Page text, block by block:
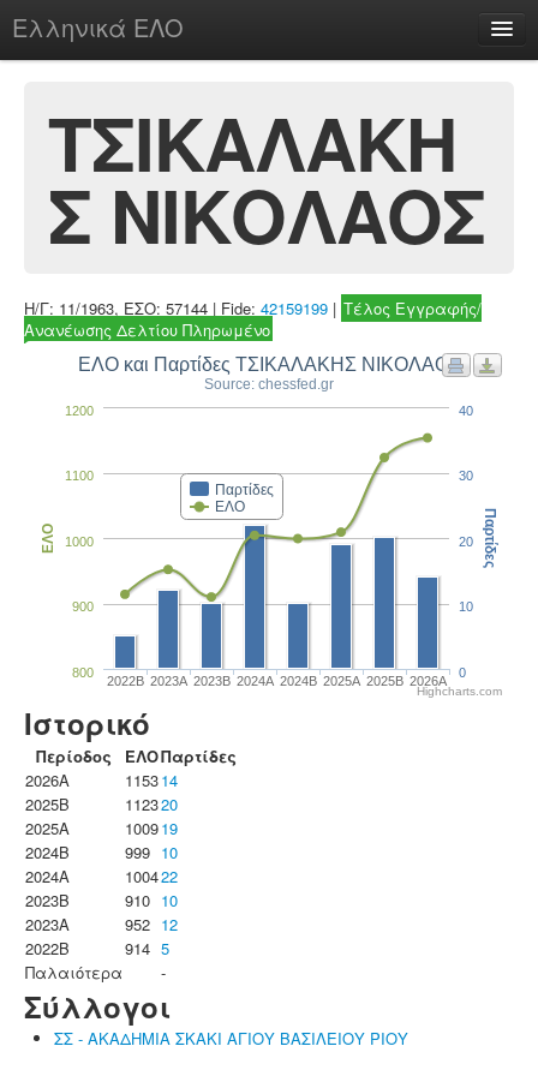
Ελληνικά ΕΛΟ
chesstu.be @ discord
Login
ΤΣΙΚΑΛΑΚΗ
Σ ΝΙΚΟΛΑΟΣ
Η/Γ: 11/1963, ΕΣΟ: 57144 | Fide: 42159199 | Τέλος Εγγραφής/
Ανανέωσης Δελτίου Πληρωμένο
ΕΛΟ και Παρτίδες ΤΣΙΚΑΛΑΚΗΣ ΝΙΚΟΛΑΟΣ
Source: chessfed.gr
Παρτίδες
ΕΛΟ
2022B 2023Α 2023B 2024A 2024B 2025A 2025B 2026A
900
1000
1100
1200
800
ΕΛΟ
0
10
20
30
40
Παρτίδες
Highcharts.com
Ιστορικό
Περίοδος ΕΛΟΠαρτίδες
2026A
115314
2025B
112320
2025A
100919
2024B
999 10
2024A
100422
2023B
910 10
2023Α
952 12
2022B
914 5
Παλαιότερα
-
Σύλλογοι
ΣΣ - ΑΚΑΔΗΜΙΑ ΣΚΑΚΙ ΑΓΙΟΥ ΒΑΣΙΛΕΙΟΥ ΡΙΟΥ